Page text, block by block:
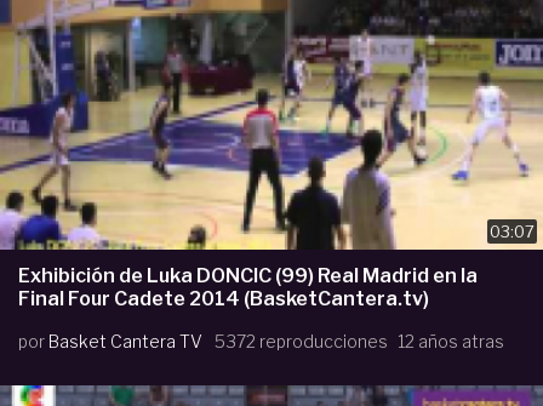
03:07
Exhibición de Luka DONCIC (99) Real Madrid en la
Final Four Cadete 2014 (BasketCantera.tv)
por Basket Cantera TV 5372 reproducciones 12 años atras